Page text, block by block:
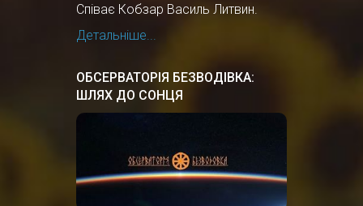
Співає Кобзар Василь Литвин.
Детальніше...
ОБСЕРВАТОРІЯ БЕЗВОДІВКА:
ШЛЯХ ДО СОНЦЯ